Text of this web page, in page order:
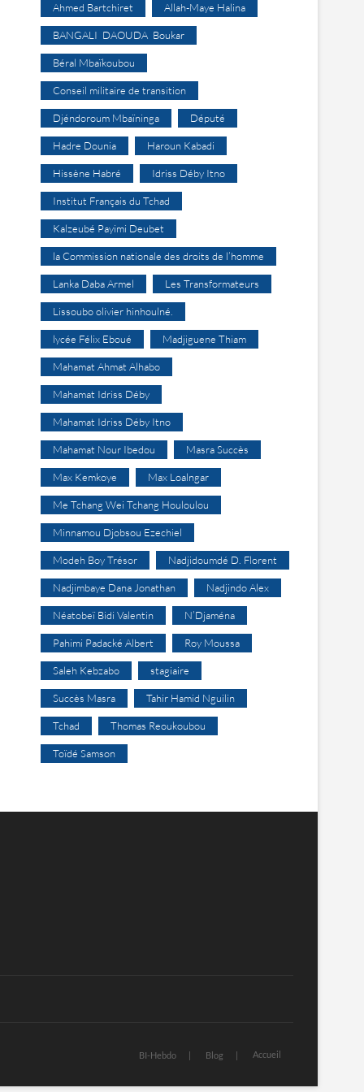
Ahmed Bartchiret Allah-Maye Halina
BANGALI DAOUDA Boukar
Béral Mbaïkoubou
Conseil militaire de transition
Djéndoroum Mbaïninga Député
Hadre Dounia Haroun Kabadi
Hissène Habré Idriss Déby Itno
Institut Français du Tchad
Kalzeubé Payimi Deubet
la Commission nationale des droits de l’homme
Lanka Daba Armel Les Transformateurs
Lissoubo olivier hinhoulné.
lycée Félix Eboué Madjiguene Thiam
Mahamat Ahmat Alhabo
Mahamat Idriss Déby
Mahamat Idriss Déby Itno
Mahamat Nour Ibedou Masra Succès
Max Kemkoye Max Loalngar
Me Tchang Wei Tchang Houloulou
Minnamou Djobsou Ezechiel
Modeh Boy Trésor Nadjidoumdé D. Florent
Nadjimbaye Dana Jonathan Nadjindo Alex
Néatobeï Bidi Valentin N’Djaména
Pahimi Padacké Albert Roy Moussa
Saleh Kebzabo stagiaire
Succès Masra Tahir Hamid Nguilin
Tchad Thomas Reoukoubou
Toïdé Samson
BI-Hebdo Blog Accueil